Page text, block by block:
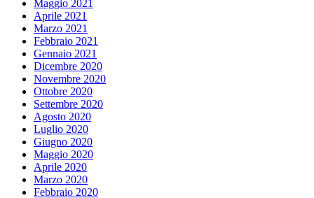
Maggio 2021
Aprile 2021
Marzo 2021
Febbraio 2021
Gennaio 2021
Dicembre 2020
Novembre 2020
Ottobre 2020
Settembre 2020
Agosto 2020
Luglio 2020
Giugno 2020
Maggio 2020
Aprile 2020
Marzo 2020
Febbraio 2020